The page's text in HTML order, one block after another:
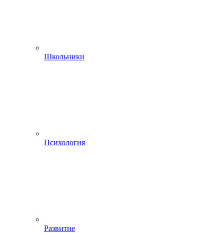
Школьники
Психология
Развитие